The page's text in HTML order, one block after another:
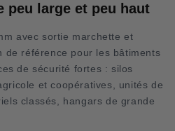
peu large et peu haut
avec sortie marchette et
de référence pour les bâtiments
de sécurité fortes : silos
et coopératives, unités de
classés, hangars de grande